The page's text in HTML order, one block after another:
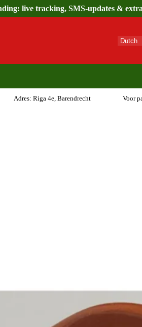
live tracking, SMS-updates &
Adres: Riga 4e, Barendrecht Voor